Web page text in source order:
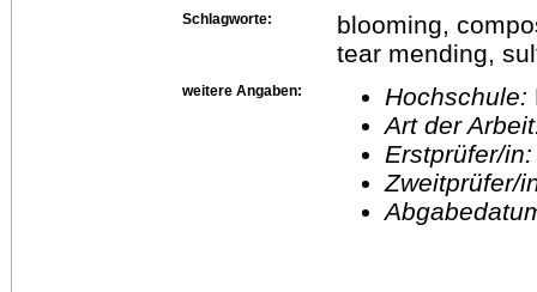
Schlagworte:
blooming,
tear mending,
weitere Angaben: Hochschule:
Art der
Erstprüfer/